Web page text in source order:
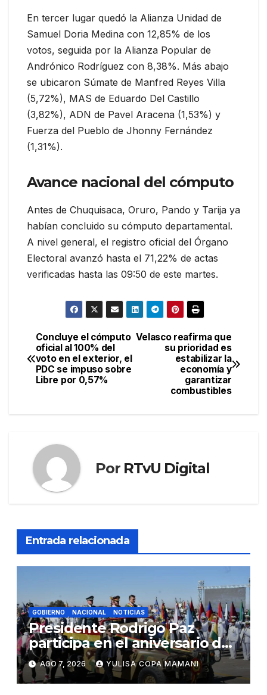
En tercer lugar quedó la Alianza Unidad de
Samuel Doria Medina con 12,85% de los
votos, seguida por la Alianza Popular de
Andrónico Rodríguez con 8,38%. Más abajo
se ubicaron Súmate de Manfred Reyes Villa
(5,72%), MAS de Eduardo Del Castillo
(3,82%), ADN de Pavel Aracena (1,53%) y
Fuerza del Pueblo de Jhonny Fernández
(1,31%).
Avance nacional del cómputo
Antes de Chuquisaca, Oruro, Pando y Tarija ya
habían concluido su cómputo departamental.
A nivel general, el registro oficial del Órgano
Electoral avanzó hasta el 71,22% de actas
verificadas hasta las 09:50 de este martes.
Navegación
de
entradas
Velasco reafirma que
su prioridad es
estabilizar la
economía y
garantizar
combustibles
Concluye el cómputo
oficial al 100% del
voto en el exterior, el
PDC se impuso sobre
Libre por 0,57%
Por RTvU Digital
Entrada relacionada
GOBIERNO NACIONAL NOTICIAS
Presidente Rodrigo Paz
participa en el aniversario de
las Fuerzas Armadas
AGO 7, 2026 YULISA COPA MAMANI